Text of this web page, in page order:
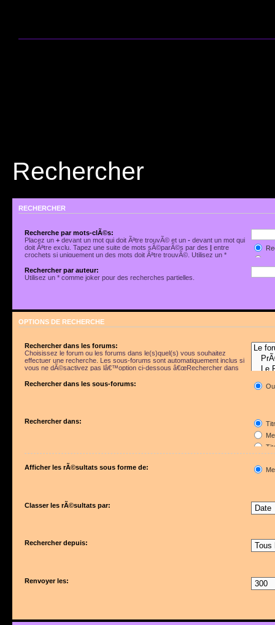
Rechercher
RECHERCHER
Recherche par mots-clÃ©s:
Placez un+ devant un mot qui doit Ãªtre trouvÃ© et un- devant un mot qui
doit Ãªtre exclu. Tapez une suite de mots sÃ©parÃ©s par des| entre
crochets si uniquement un des mots doit Ãªtre trouvÃ©. Utilisez un *
Rechercher par auteur:
Utilisez un * comme joker pour des recherches partielles.
OPTIONS DE RECHERCHE
Rechercher dans les forums:
Choisissez le forum ou les forums dans le(s)quel(s) vous souhaitez
effectuer une recherche. Les sous-forums sont automatiquement inclus si
vous ne dÃ©sactivez pas lâ€™option ci-dessous â€œRechercher dans
Rechercher dans les sous-forums:
Rechercher dans:
Afficher les rÃ©sultats sous forme de:
Classer les rÃ©sultats par:
Rechercher depuis:
Renvoyer les: